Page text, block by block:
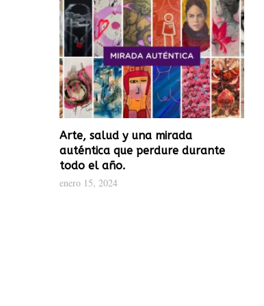
Arte, salud y una mirada
auténtica que perdure durante
todo el año.
enero 15, 2024